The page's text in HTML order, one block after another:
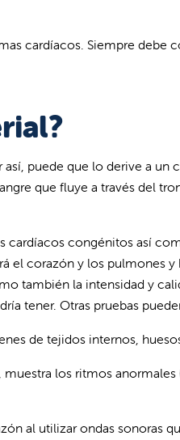
cardíacos. Siempre debe
puede que lo derive a un
que fluye a través del
congénitos así
el corazón y los pulmones
también la intensidad y
tener. Otras pruebas
de tejidos internos,
los ritmos
al utilizar ondas sonoras